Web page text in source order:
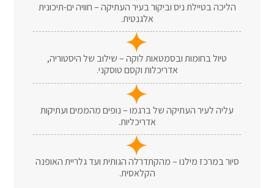
הליכה בטיילת ניס וביקור בעיר העתיקה – חוויה ים-תיכונית
אלגנטית.
טיול בחומות ובסמטאות לוקה – שילוב של היסטוריה,
אדריכלות וקסם טוסקני.
עליה לעיר העתיקה של ברגמו – נופים מהממים ועתיקות
אדריכליות.
סיור במרכז מילנו – מהקתדרלה הגותית ועד גלריית האופנה
הקלאסית.